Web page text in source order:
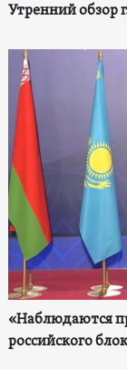
Утренний обзор
«Наблюдаются
российского